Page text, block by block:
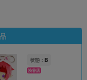
状態 : B
渋谷店